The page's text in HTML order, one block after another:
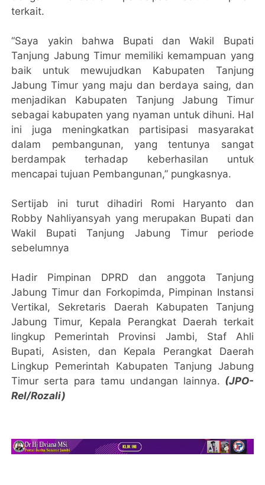
terkait.
“Saya yakin bahwa Bupati dan Wakil Bupati
Tanjung Jabung Timur memiliki kemampuan yang
baik untuk mewujudkan Kabupaten Tanjung
Jabung Timur yang maju dan berdaya saing, dan
menjadikan Kabupaten Tanjung Jabung Timur
sebagai kabupaten yang nyaman untuk dihuni. Hal
ini juga meningkatkan partisipasi masyarakat
dalam pembangunan, yang tentunya sangat
berdampak terhadap keberhasilan untuk
mencapai tujuan Pembangunan,” pungkasnya.
Sertijab ini turut dihadiri Romi Haryanto dan
Robby Nahliyansyah yang merupakan Bupati dan
Wakil Bupati Tanjung Jabung Timur periode
sebelumnya
Hadir Pimpinan DPRD dan anggota Tanjung
Jabung Timur dan Forkopimda, Pimpinan Instansi
Vertikal, Sekretaris Daerah Kabupaten Tanjung
Jabung Timur, Kepala Perangkat Daerah terkait
lingkup Pemerintah Provinsi Jambi, Staf Ahli
Bupati, Asisten, dan Kepala Perangkat Daerah
Lingkup Pemerintah Kabupaten Tanjung Jabung
Timur serta para tamu undangan lainnya. (JPO-
Rel/Rozali)